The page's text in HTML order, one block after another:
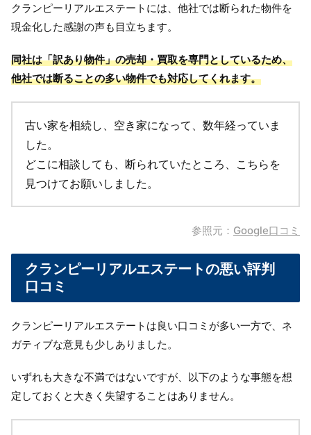
クランピーリアルエステートには、他社では断られた物件を
現金化した感謝の声も目立ちます。
同社は「訳あり物件」の売却・買取を専門としているため、
他社では断ることの多い物件でも対応してくれます。
古い家を相続し、空き家になって、数年経っていま
した。
どこに相談しても、断られていたところ、こちらを
見つけてお願いしました。
参照元： Google口コミ
クランピーリアルエステートの悪い評判
口コミ
クランピーリアルエステートは良い口コミが多い一方で、ネ
ガティブな意見も少しありました。
いずれも大きな不満ではないですが、以下のような事態を想
定しておくと大きく失望することはありません。